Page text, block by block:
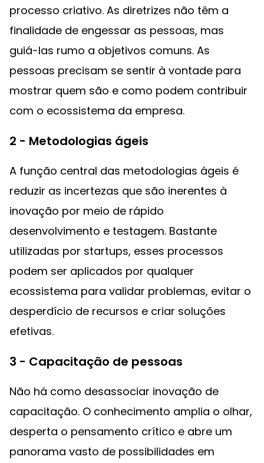
processo criativo. As diretrizes não têm a
finalidade de engessar as pessoas, mas
guiá-las rumo a objetivos comuns. As
pessoas precisam se sentir à vontade para
mostrar quem são e como podem contribuir
com o ecossistema da empresa.‌
2 - Metodologias ágeis
A função central das metodologias ágeis é
reduzir as incertezas que são inerentes à
inovação por meio de rápido
desenvolvimento e testagem. Bastante
utilizadas por startups, esses processos
podem ser aplicados por qualquer
ecossistema para validar problemas, evitar o
desperdício de recursos e criar soluções
efetivas.‌
3 - Capacitação de pessoas
Não há como desassociar inovação de
capacitação. O conhecimento amplia o olhar,
desperta o pensamento crítico e abre um
panorama vasto de possibilidades em